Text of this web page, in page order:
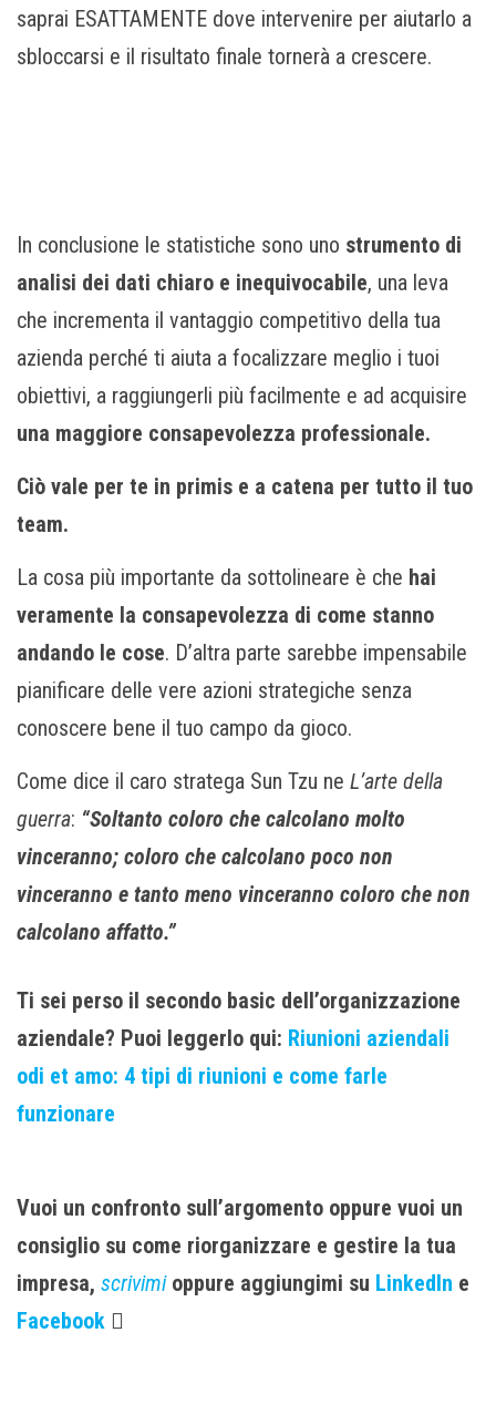
saprai ESATTAMENTE dove intervenire per aiutarlo a
sbloccarsi e il risultato finale tornerà a crescere.
In conclusione le statistiche sono uno strumento di
analisi dei dati chiaro e inequivocabile, una leva
che incrementa il vantaggio competitivo della tua
azienda perché ti aiuta a focalizzare meglio i tuoi
obiettivi, a raggiungerli più facilmente e ad acquisire
una maggiore consapevolezza professionale.
Ciò vale per te in primis e a catena per tutto il tuo
team.
La cosa più importante da sottolineare è che hai
veramente la consapevolezza di come stanno
andando le cose. D’altra parte sarebbe impensabile
pianificare delle vere azioni strategiche senza
conoscere bene il tuo campo da gioco.
Come dice il caro stratega Sun Tzu ne L’arte della
guerra: “Soltanto coloro che calcolano molto
vinceranno; coloro che calcolano poco non
vinceranno e tanto meno vinceranno coloro che non
calcolano affatto.”
Ti sei perso il secondo basic dell’organizzazione
aziendale? Puoi leggerlo qui: Riunioni aziendali
odi et amo: 4 tipi di riunioni e come farle
funzionare
Vuoi un confronto sull’argomento oppure vuoi un
consiglio su come riorganizzare e gestire la tua
impresa, scrivimioppure aggiungimi su LinkedIn e
Facebook 